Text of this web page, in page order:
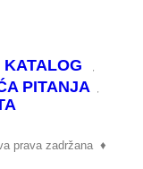
KATALOG
PITANJA
prava zadržana ♦